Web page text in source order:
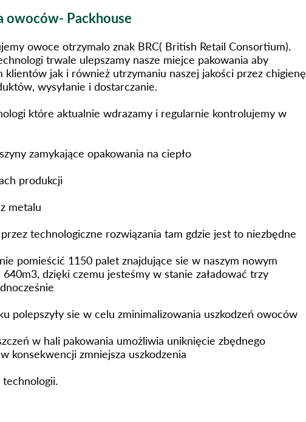
owoców- Packhouse
owoce otrzymalo znak BRC( British Retail Consortium).
trwale ulepszamy nasze miejce pakowania aby
klientów jak i również utrzymaniu naszej jakości przez chigienę
wysyłanie i dostarczanie.
które aktualnie wdrazamy i regularnie kontrolujemy w
zamykające opakowania na ciepło
produkcji
metalu
technologiczne rozwiązania tam gdzie jest to niezbędne
pomieścić 1150 palet znajdujące sie w naszym nowym
dzięki czemu jesteśmy w stanie załadować trzy
polepszyły sie w celu zminimalizowania uszkodzeń owoców
w hali pakowania umożliwia uniknięcie zbędnego
konsekwencji zmniejsza uszkodzenia